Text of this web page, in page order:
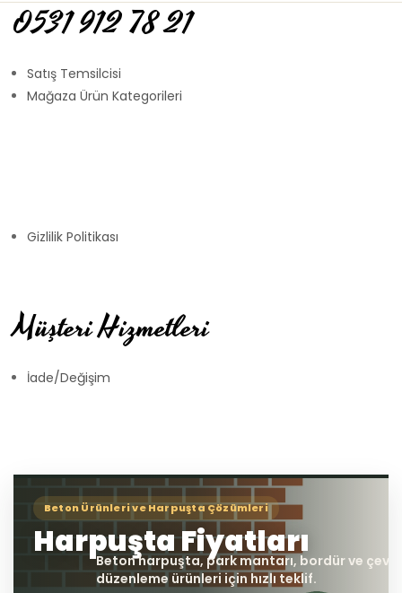
0531 912 78 21
Satış Temsilcisi
Mağaza Ürün Kategorileri
Gizlilik Politikası
Müşteri Hizmetleri
İade/Değişim